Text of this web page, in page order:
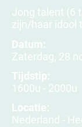
Jong talent (6
zijn/haar idool
Datum:
Zaterdag, 28
Tijdstip:
1600u - 2000u
Locatie:
Nederland -